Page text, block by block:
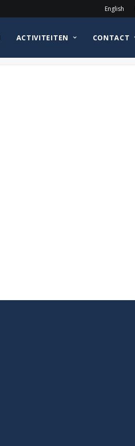
English
ACTIVITEITEN CONTACT
Home WEB_CatherineLetters